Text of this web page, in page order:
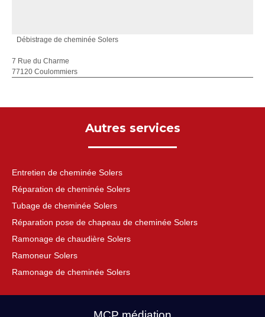
Débistrage de cheminée Solers
7 Rue du Charme
77120 Coulommiers
Autres services
Entretien de cheminée Solers
Réparation de cheminée Solers
Tubage de cheminée Solers
Réparation pose de chapeau de cheminée Solers
Ramonage de chaudière Solers
Ramoneur Solers
Ramonage de cheminée Solers